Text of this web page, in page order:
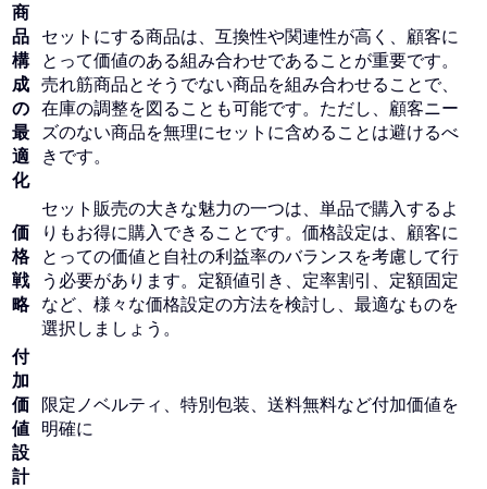
商
品
構
成
の
最
適
化
セットにする商品は、互換性や関連性が高く、顧客に
とって価値のある組み合わせであることが重要です。
売れ筋商品とそうでない商品を組み合わせることで、
在庫の調整を図ることも可能です。ただし、顧客ニー
ズのない商品を無理にセットに含めることは避けるべ
きです。
価
格
戦
略
セット販売の大きな魅力の一つは、単品で購入するよ
りもお得に購入できることです。価格設定は、顧客に
とっての価値と自社の利益率のバランスを考慮して行
う必要があります。定額値引き、定率割引、定額固定
など、様々な価格設定の方法を検討し、最適なものを
選択しましょう。
付
加
価
値
設
計
限定ノベルティ、特別包装、送料無料など付加価値を
明確に